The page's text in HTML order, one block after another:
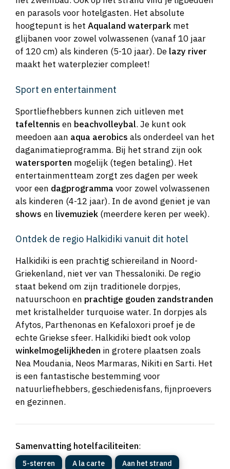
en parasols voor hotelgasten. Het absolute
hoogtepunt is het Aqualand waterpark met
glijbanen voor zowel volwassenen (vanaf 10 jaar
of 120 cm) als kinderen (5-10 jaar). De lazy river
maakt het waterplezier compleet!
Sport en entertainment
Sportliefhebbers kunnen zich uitleven met
tafeltennis en beachvolleybal. Je kunt ook
meedoen aan aqua aerobics als onderdeel van het
daganimatieprogramma. Bij het strand zijn ook
watersporten mogelijk (tegen betaling). Het
entertainmentteam zorgt zes dagen per week
voor een dagprogramma voor zowel volwassenen
als kinderen (4-12 jaar). In de avond geniet je van
shows en livemuziek (meerdere keren per week).
Ontdek de regio Halkidiki vanuit dit hotel
Halkidiki is een prachtig schiereiland in Noord-
Griekenland, niet ver van Thessaloniki. De regio
staat bekend om zijn traditionele dorpjes,
natuurschoon en prachtige gouden zandstranden
met kristalhelder turquoise water. In dorpjes als
Afytos, Parthenonas en Kefaloxori proef je de
echte Griekse sfeer. Halkidiki biedt ook volop
winkelmogelijkheden in grotere plaatsen zoals
Nea Moudania, Neos Marmaras, Nikiti en Sarti. Het
is een fantastische bestemming voor
natuurliefhebbers, geschiedenisfans, fijnproevers
en gezinnen.
Samenvatting hotelfaciliteiten:
5-sterren A la carte Aan het strand